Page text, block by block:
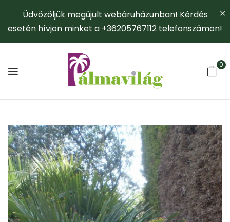
Üdvözöljük megújult webáruházunban! Kérdés
esetén hívjon minket a +36205767112 telefonszámon!
0